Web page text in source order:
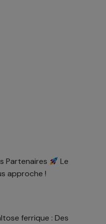
Partenaires
Le
approche !
ferrique : Des